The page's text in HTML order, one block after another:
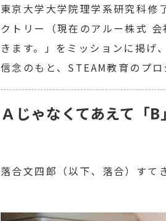
東京大学大学院理学系研究科
クトリー（現在のアルー株式
きます。」をミッションに掲げ
信念のもと、STEAM教育のプ
Ａじゃなくてあえて「B」
落合文四郎（以下、落合）すて